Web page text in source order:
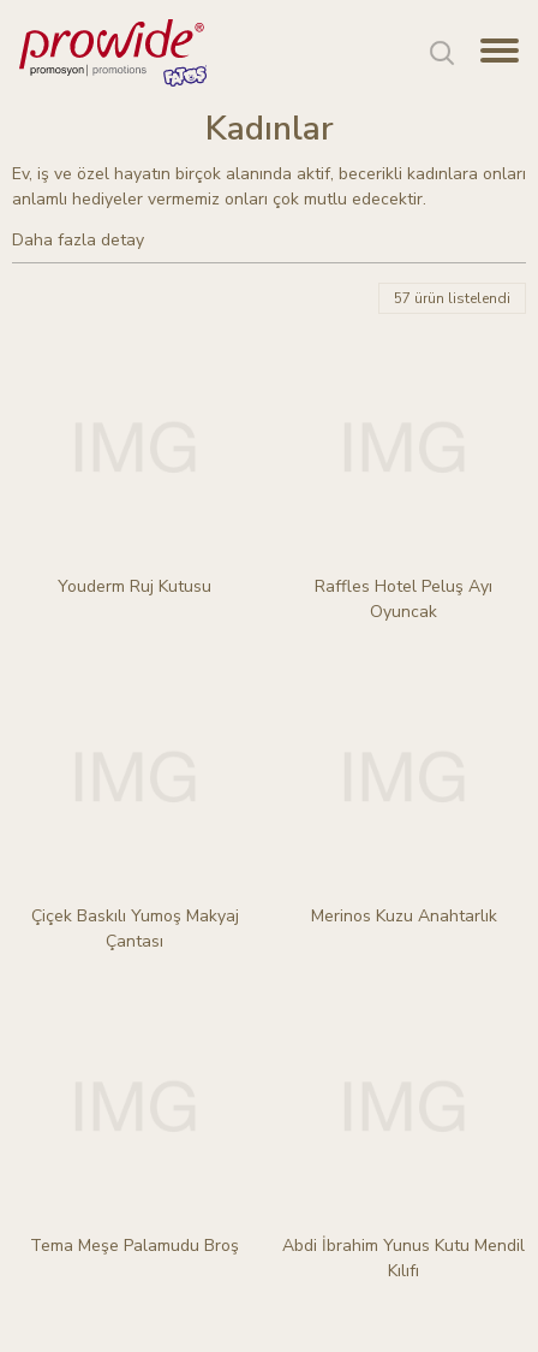
Kadınlar
Ev, iş ve özel hayatın birçok alanında aktif, becerikli kadınlara onları
anlamlı hediyeler vermemiz onları çok mutlu edecektir.
Daha fazla detay
57 ürün listelendi
Youderm Ruj Kutusu
Raffles Hotel Peluş Ayı
Oyuncak
Çiçek Baskılı Yumoş Makyaj
Çantası
Merinos Kuzu Anahtarlık
Tema Meşe Palamudu Broş
Abdi İbrahim Yunus Kutu Mendil
Kılıfı